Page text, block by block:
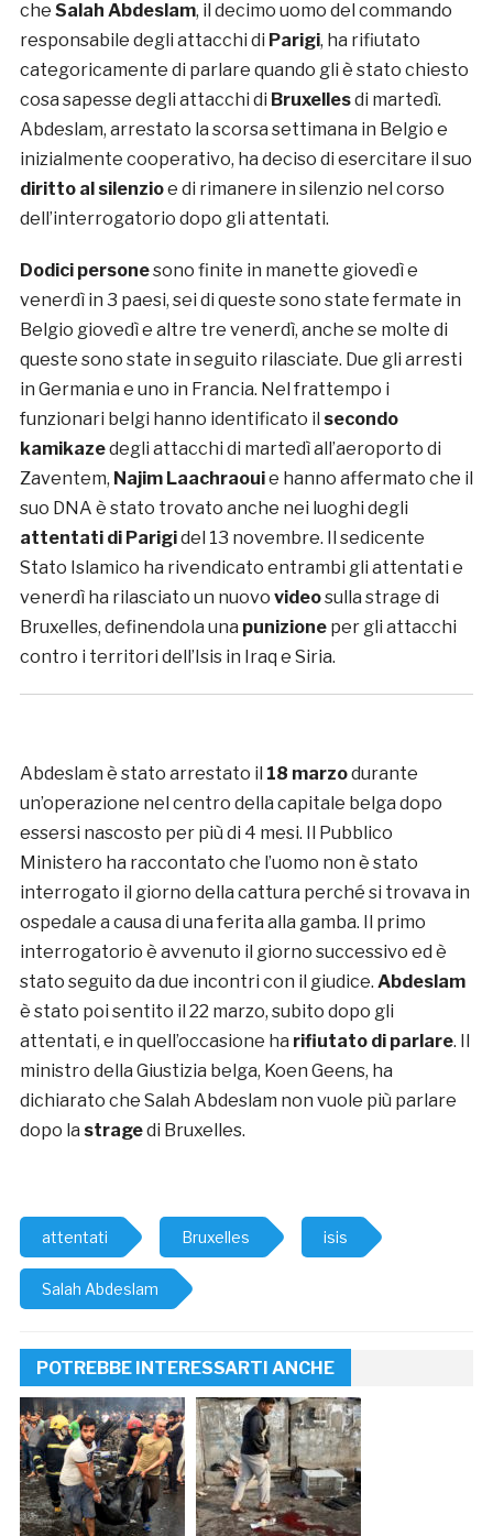
che Salah Abdeslam, il decimo uomo del commando
responsabile degli attacchi di Parigi, ha rifiutato
categoricamente di parlare quando gli è stato chiesto
cosa sapesse degli attacchi di Bruxellesdi martedì.
Abdeslam, arrestato la scorsa settimana in Belgio e
inizialmente cooperativo, ha deciso di esercitare il suo
diritto al silenzioe di rimanere in silenzio nel corso
dell’interrogatorio dopo gli attentati.
Dodici personesono finite in manette giovedì e
venerdì in 3 paesi, sei di queste sono state fermate in
Belgio giovedì e altre tre venerdì, anche se molte di
queste sono state in seguito rilasciate. Due gli arresti
in Germania e uno in Francia. Nel frattempo i
funzionari belgi hanno identificato il secondo
kamikazedegli attacchi di martedì all’aeroporto di
Zaventem, Najim Laachraouie hanno affermato che il
suo DNA è stato trovato anche nei luoghi degli
attentati di Parigidel 13 novembre. Il sedicente
Stato Islamico ha rivendicato entrambi gli attentati e
venerdì ha rilasciato un nuovo videosulla strage di
Bruxelles, definendola una punizioneper gli attacchi
contro i territori dell’Isis in Iraq e Siria.
Abdeslam è stato arrestato il 18 marzodurante
un’operazione nel centro della capitale belga dopo
essersi nascosto per più di 4 mesi. Il Pubblico
Ministero ha raccontato che l’uomo non è stato
interrogato il giorno della cattura perché si trovava in
ospedale a causa di una ferita alla gamba. Il primo
interrogatorio è avvenuto il giorno successivo ed è
stato seguito da due incontri con il giudice. Abdeslam
è stato poi sentito il 22 marzo, subito dopo gli
attentati, e in quell’occasione ha rifiutato di parlare. Il
ministro della Giustizia belga, Koen Geens, ha
dichiarato che Salah Abdeslam non vuole più parlare
dopo la stragedi Bruxelles.
attentati Bruxelles isis
Salah Abdeslam
POTREBBE INTERESSARTI ANCHE